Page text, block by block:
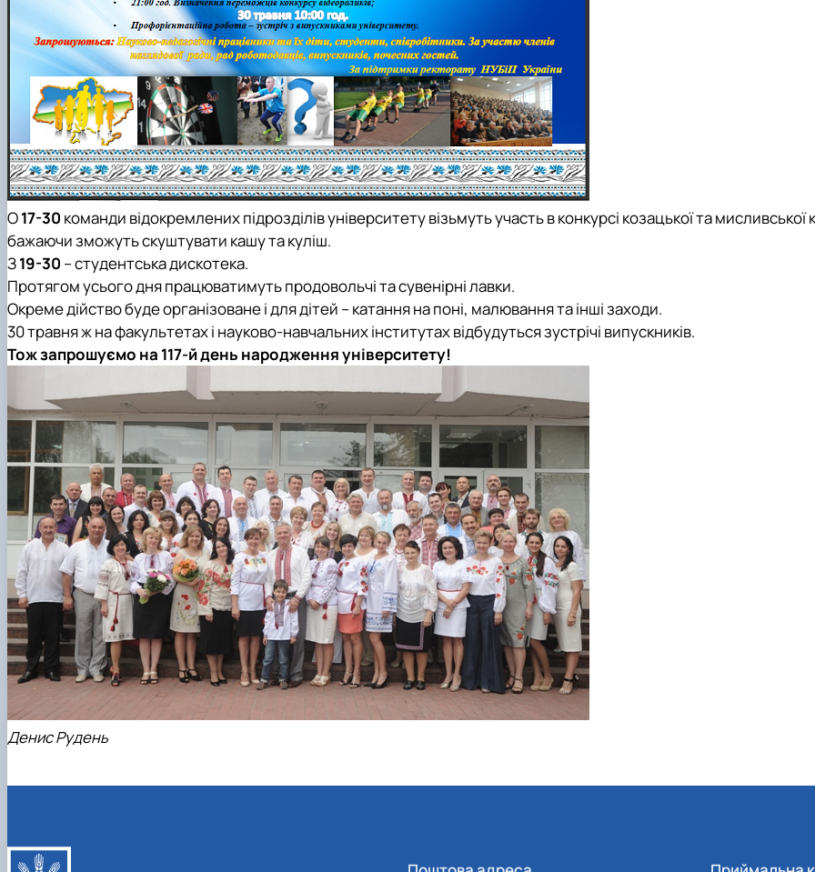
О17-30 команди відокремлених підрозділів університету візьмуть участь в конкурсі козацької та мисливської
бажаючи зможуть скуштувати кашу та куліш.
З19-30 – студентська дискотека.
Протягом усього дня працюватимуть продовольчі та сувенірні лавки.
Окреме дійство буде організоване і для дітей – катання на поні, малювання та інші заходи.
30 травня ж на факультетах і науково-навчальних інститутах відбудуться зустрічі випускників.
Тож запрошуємо на 117-й день народження університету!
Денис Рудень